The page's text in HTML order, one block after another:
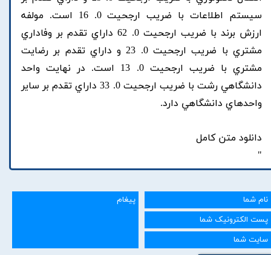
سيستم اطلاعات با ضريب ارجحيت 0. 16 است. مولفه
ارزش برند با ضريب ارجحيت 0. 62 داراي تقدم بر وفاداري
مشتري با ضريب ارجحيت 0. 23 و داراي تقدم بر رضايت
مشتري با ضريب ارجحيت 0. 13 است. در نهايت واحد
دانشگاهي رشت با ضريب ارجحيت 0. 33 داراي تقدم بر ساير
واحدهاي دانشگاهي دارد.
دانلود متن کامل
"